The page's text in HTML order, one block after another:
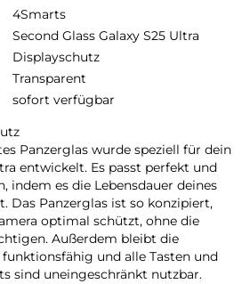
4Smarts
Second Glass Galaxy S25 Ultra
Displayschutz
Transparent
sofort verfügbar
Panzerglas wurde speziell für dein
entwickelt. Es passt perfekt und
indem es die Lebensdauer deines
Das Panzerglas ist so konzipiert,
optimal schützt, ohne die
Außerdem bleibt die
und alle Tasten und
sind uneingeschränkt nutzbar.